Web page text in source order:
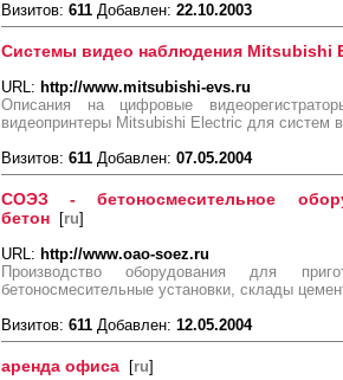
Визитов: 611 Добавлен: 22.10.2003
Системы видео наблюдения Mitsubishi
URL: http://www.mitsubishi-evs.ru
Описания на цифровые
видеопринтеры Mitsubishi Electric для систем
Визитов: 611 Добавлен: 07.05.2004
СОЭЗ - бетоносмесительное
бетон [ru]
URL: http://www.oao-soez.ru
Производство оборудования для
бетоносмесительные установки, склады
Визитов: 611 Добавлен: 12.05.2004
аренда офиса [ru]